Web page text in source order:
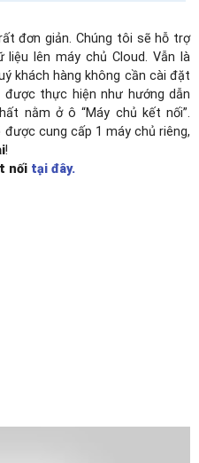
đơn giản. Chúng tôi sẽ hỗ trợ
lên máy chủ Cloud. Vẫn là
khách hàng không cần cài đặt
thực hiện như hướng dẫn
nằm ở ô “Máy chủ kết nối”.
cung cấp 1 máy chủ riêng,
!
nối tại đây.